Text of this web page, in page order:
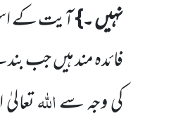
نہیں ۔}آیت کے اس
فائدہ مند ہیںجب
کی وجہ سےاللہ